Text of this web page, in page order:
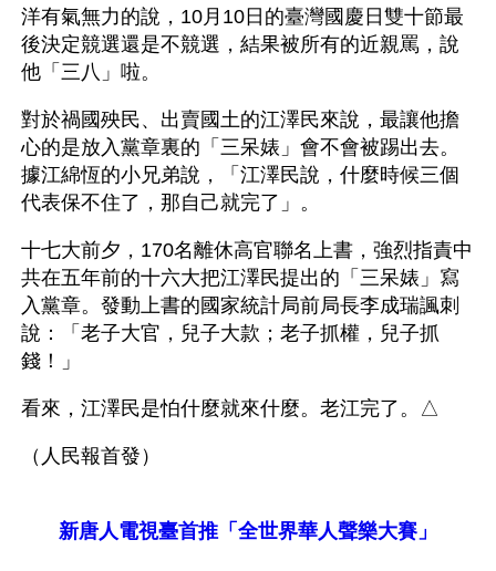
洋有氣無力的說，10月10日的臺灣國慶日雙十節最
後決定競選還是不競選，結果被所有的近親罵，說
他「三八」啦。
對於禍國殃民、出賣國土的江澤民來說，最讓他擔
心的是放入黨章裏的「三呆婊」會不會被踢出去。
據江綿恆的小兄弟說，「江澤民說，什麼時候三個
代表保不住了，那自己就完了」。
十七大前夕，170名離休高官聯名上書，強烈指責中
共在五年前的十六大把江澤民提出的「三呆婊」寫
入黨章。發動上書的國家統計局前局長李成瑞諷刺
說：「老子大官，兒子大款；老子抓權，兒子抓
錢！」
看來，江澤民是怕什麼就來什麼。老江完了。△
（人民報首發）
新唐人電視臺首推「全世界華人聲樂大賽」